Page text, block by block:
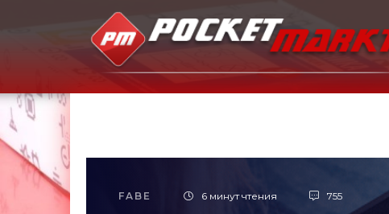
FABE 6 минут чтения 755